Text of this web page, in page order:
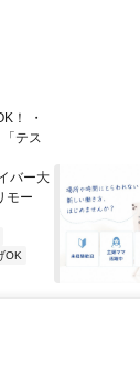
！ ・
テス
バー大
モー
OK